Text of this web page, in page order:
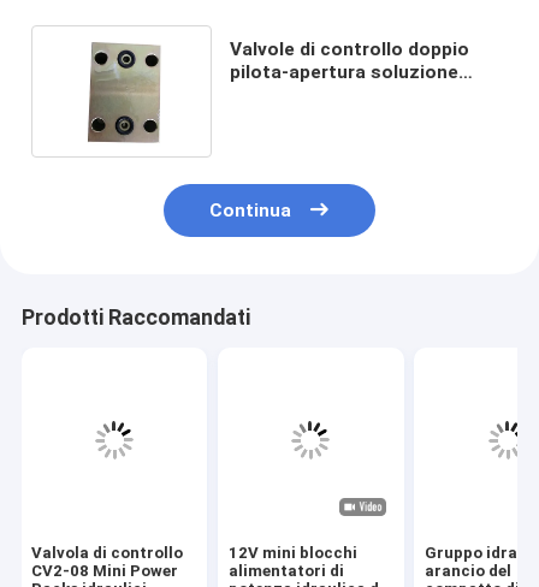
Valvole di controllo doppio
pilota-apertura soluzione
Continua
Prodotti Raccomandati
Valvola di controllo
CV2-08 Mini Power
12V mini blocchi
alimentatori di
Gruppo
arancio del